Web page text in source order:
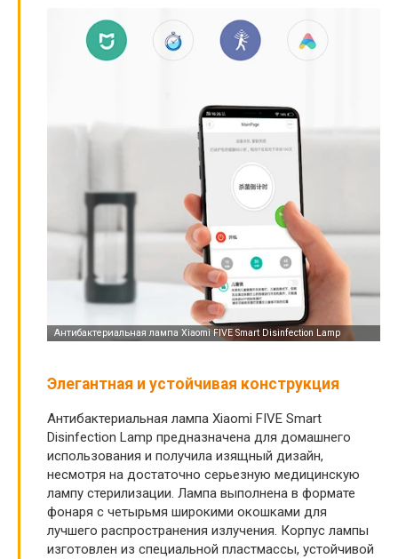
Элегантная и устойчивая конструкция
Антибактериальная лампа Xiaomi FIVE Smart
Disinfection Lamp предназначена для домашнего
использования и получила изящный дизайн,
несмотря на достаточно серьезную медицинскую
лампу стерилизации. Лампа выполнена в формате
фонаря с четырьмя широкими окошками для
лучшего распространения излучения. Корпус лампы
изготовлен из специальной пластмассы, устойчивой